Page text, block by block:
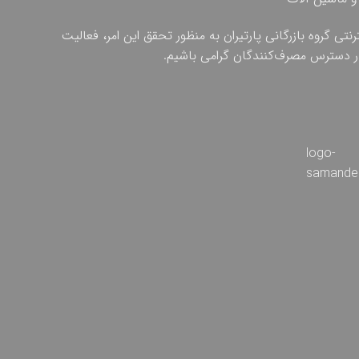
بازرگانی پارتیران به منظور تحقق این امر، فعالیت
دسترس مصرف‌کنندگان گرامی باشیم.